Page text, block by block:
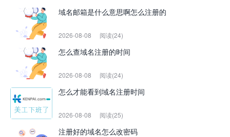
域名邮箱是什么意思啊怎么注册的
2026-08-08 阅读(24)
怎么查域名注册的时间
2026-08-08 阅读(24)
怎么才能看到域名注册时间
2026-08-08 阅读(25)
注册好的域名怎么改密码